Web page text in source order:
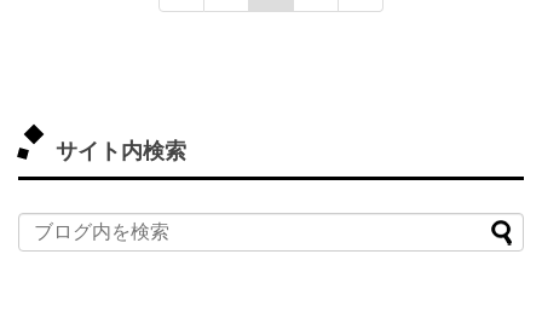
サイト内検索